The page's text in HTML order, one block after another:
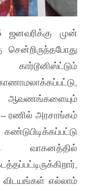
ஜனவரிக்கு முன்
– ரணில் அரசாங்கம்
வாகனத்தில்
விடயங்கள் எல்லாம்